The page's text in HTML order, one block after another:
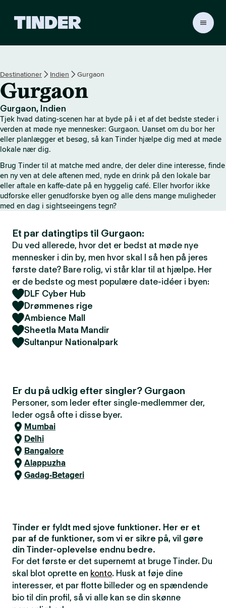
r
s
s
a
r
t
d
e
Destinationer Indien Gurgaon
Gurgaon
Gurgaon, Indien
Tjek hvad dating-scenen har at byde på i et af det bedste steder i
verden at møde nye mennesker: Gurgaon. Uanset om du bor her
eller planlægger et besøg, så kan Tinder hjælpe dig med at møde
lokale nær dig.
Brug Tinder til at matche med andre, der deler dine interesse, finde
en ny ven at dele aftenen med, nyde en drink på den lokale bar
eller aftale en kaffe-date på en hyggelig café. Eller hvorfor ikke
udforske eller genudforske byen og alle dens mange muligheder
med en dag i sightseeingens tegn?
Et par datingtips til Gurgaon:
Du ved allerede, hvor det er bedst at møde nye
mennesker i din by, men hvor skal I så hen på jeres
første date? Bare rolig, vi står klar til at hjælpe. Her
er de bedste og mest populære date-idéer i byen:
DLF Cyber Hub
Drømmenes rige
Ambience Mall
Sheetla Mata Mandir
Sultanpur Nationalpark
Er du på udkig efter singler? Gurgaon
Personer, som leder efter single-medlemmer der,
leder også ofte i disse byer.
Mumbai
Delhi
Bangalore
Alappuzha
Gadag-Betageri
Tinder er fyldt med sjove funktioner. Her er et
par af de funktioner, som vi er sikre på, vil gøre
din Tinder-oplevelse endnu bedre.
For det første er det supernemt at bruge Tinder. Du
skal blot oprette en konto. Husk at føje dine
interesser, et par flotte billeder og en spændende
bio til din profil, så vi alle kan se din skønne